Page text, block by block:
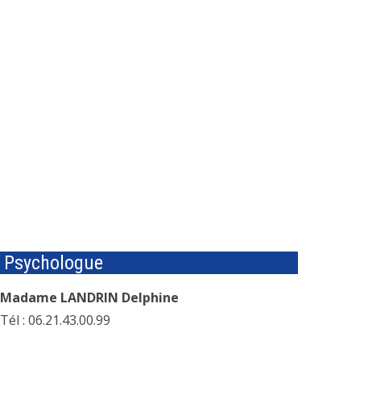
Psychologue
Madame LANDRIN Delphine
Tél : 06.21.43.00.99